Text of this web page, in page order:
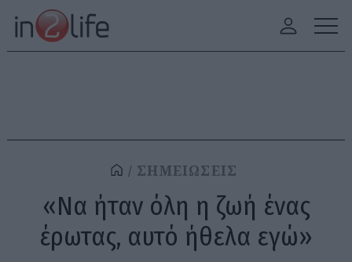
ΣΗΜΕΙΩΣΕΙΣ
«Να ήταν όλη η ζωή ένας
έρωτας, αυτό ήθελα εγώ»